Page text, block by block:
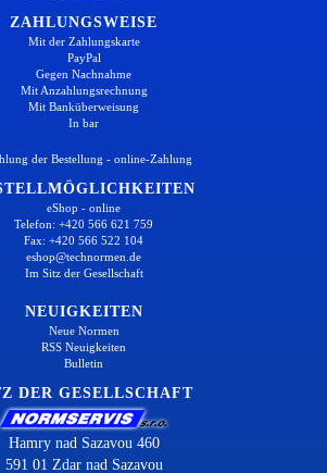
ZAHLUNGSWEISE
Mit der Zahlungskarte
PayPal
Gegen Nachnahme
Mit Anzahlungsrechnung
Mit Banküberweisung
In bar
der Bestellung - online-Zahlung
eShop - online
Telefon: +420 566 621 759
Fax: +420 566 522 104
eshop@technormen.de
Im Sitz der Gesellschaft
NEUIGKEITEN
Neue Normen
RSS Neuigkeiten
Bulletin
DER GESELLSCHAFT
Hamry nad Sazavou 460
591 01 Zdar nad Sazavou